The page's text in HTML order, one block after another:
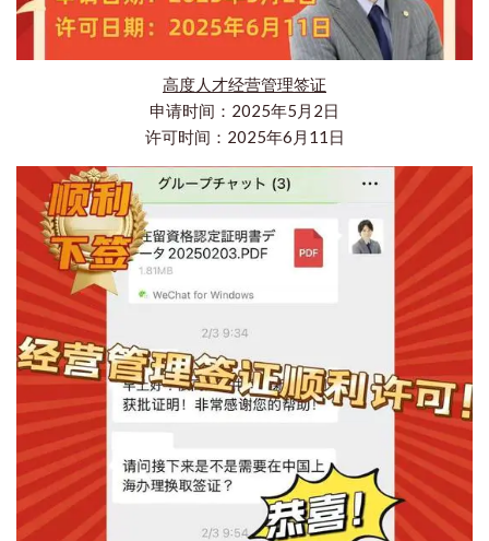
高度人才经营管理签证
申请时间：2025年5月2日
许可时间：2025年6月11日